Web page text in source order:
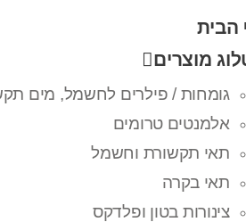
הבית
מוצרים
גומחות / פילרים לחשמל, מים
אלמנטים טרומים
תאי תקשורת וחשמל
תאי בקרה
צינורות בטון ופלדקס